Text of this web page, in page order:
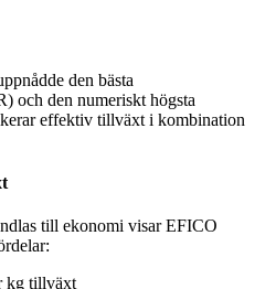
den bästa
och den numeriskt högsta
effektiv tillväxt i kombination
till ekonomi visar EFICO
kg tillväxt